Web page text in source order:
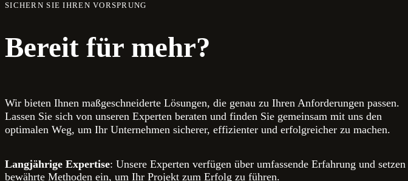
Bereit für mehr?
SICHERN SIE IHREN VORSPRUNG
Wir bieten Ihnen maßgeschneiderte Lösungen, die genau zu Ihren Anforderungen passen.
Lassen Sie sich von unseren Experten beraten und finden Sie gemeinsam mit uns den
optimalen Weg, um Ihr Unternehmen sicherer, effizienter und erfolgreicher zu machen.
Langjährige Expertise: Unsere Experten verfügen über umfassende Erfahrung und setzen
bewährte Methoden ein, um Ihr Projekt zum Erfolg zu führen.